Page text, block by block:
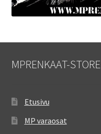
MPRENKAAT-STORE
Etusivu
MP varaosat